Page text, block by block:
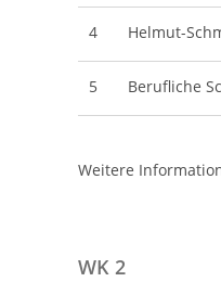
4 Helmut-
5 Berufliche
Weitere
WK 2